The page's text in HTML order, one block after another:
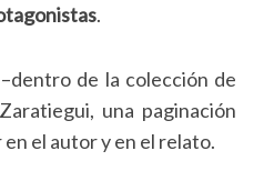
.
de la colección de
una paginación
el autor y en el relato.